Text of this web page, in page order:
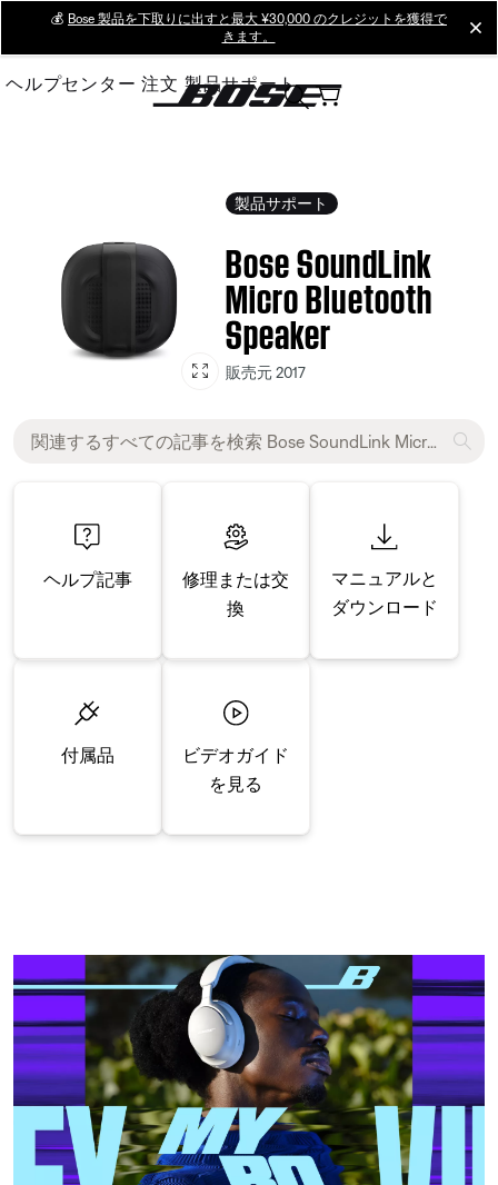
Main
💰 Bose 製品を下取りに出すと最大 ¥30,000 のクレジットを獲得で
きます。
ヘルプセンター 注文 製品サポート
製品サポート
Bose SoundLink
Micro Bluetooth
Speaker
販売元 2017
ヘルプ記事
修理または交
換
マニュアルと
ダウンロード
付属品
ビデオガイド
を見る